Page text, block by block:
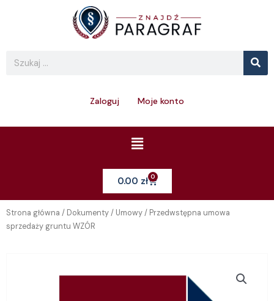
Search
Zaloguj Moje konto
Menu
0.00 zł 0Cart
Strona główna / Dokumenty/ Umowy/ Przedwstępna umowa
sprzedaży gruntu WZÓR